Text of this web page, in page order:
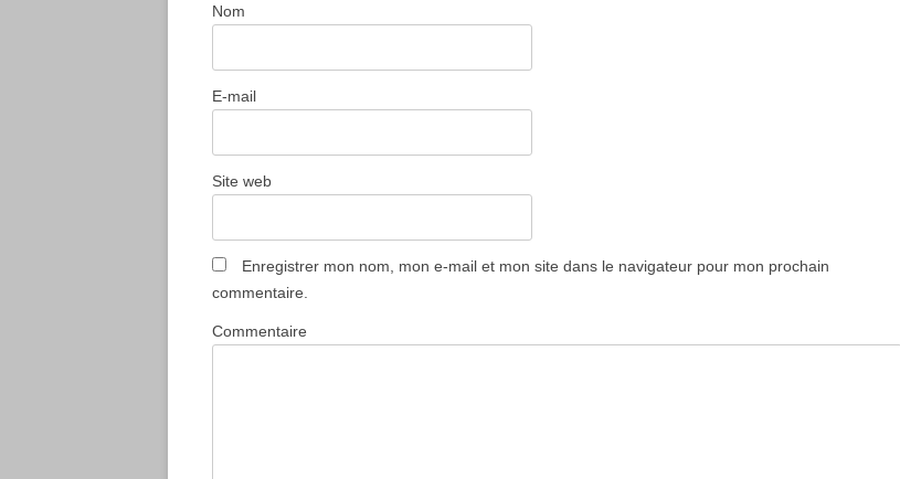
Nom
E-mail
Site web
Enregistrer mon nom, mon e-mail et mon site dans le navigateur pour mon prochain
commentaire.
Commentaire